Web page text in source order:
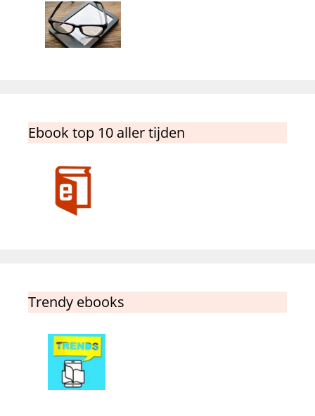
Ebook top 10 aller tijden
Trendy ebooks